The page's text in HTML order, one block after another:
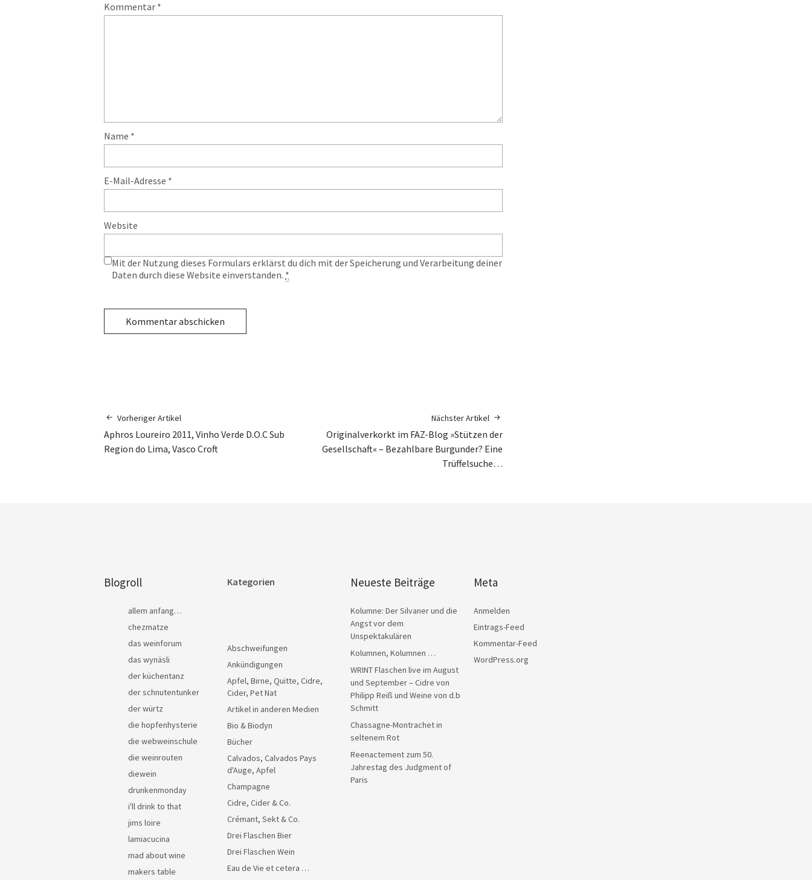
Kommentar *
Name *
E-Mail-Adresse *
Website
Mit der Nutzung dieses Formulars erklärst du dich mit der Speicherung und Verarbeitung deiner
Daten durch diese Website einverstanden. *
Vorheriger Artikel
Aphros Loureiro 2011, Vinho Verde D.O.C Sub
Region do Lima, Vasco Croft
Nächster Artikel
Originalverkorkt im FAZ-Blog »Stützen der
Gesellschaft« – Bezahlbare Burgunder? Eine
Trüffelsuche…
Blogroll
allem anfang…
chezmatze
das weinforum
das wynäsli
der küchentanz
der schnutentunker
der würtz
die hopfenhysterie
die webweinschule
die weinrouten
diewein
drunkenmonday
i'll drink to that
jims loire
lamiacucina
mad about wine
makers table
Kategorien
Abschweifungen
Ankündigungen
Apfel, Birne, Quitte, Cidre,
Cider, Pet Nat
Artikel in anderen Medien
Bio & Biodyn
Bücher
Calvados, Calvados Pays
d'Auge, Apfel
Champagne
Cidre, Cider & Co.
Crémant, Sekt & Co.
Drei Flaschen Bier
Drei Flaschen Wein
Eau de Vie et cetera …
Neueste Beiträge
Kolumne: Der Silvaner und die
Angst vor dem
Unspektakulären
Kolumnen, Kolumnen …
WRINT Flaschen live im August
und September – Cidre von
Philipp Reiß und Weine von d.b
Schmitt
Chassagne-Montrachet in
seltenem Rot
Reenactement zum 50.
Jahrestag des Judgment of
Paris
Meta
Anmelden
Eintrags-Feed
Kommentar-Feed
WordPress.org